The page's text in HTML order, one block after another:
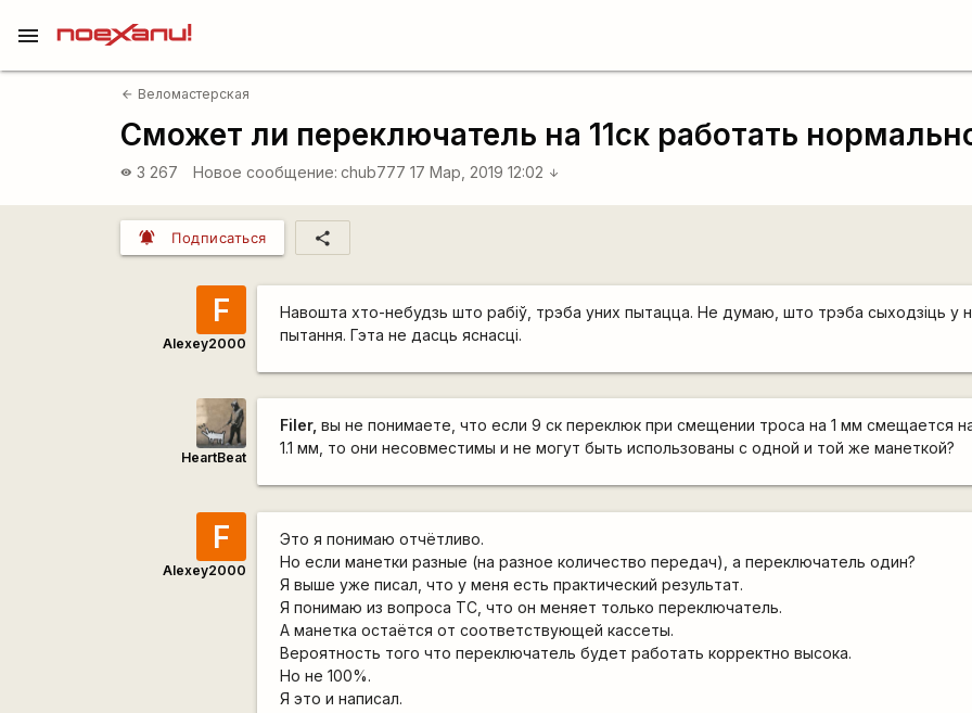
menu
arrow_back Веломастерская
Сможет ли переключатель на 11ск работать
visibility 3 267 Новое сообщение: chub777 17 Мар, 2019 12:02 arrow_downward
notifications_active Подписаться share
F
Alexey2000
Навошта хто-небудзь што рабіў, трэба уних пытацца. Не думаю, што трэба сыходзіць у
пытання. Гэта не дасць яснасці.
HeartBeat
Filer, вы не понимаете, что если 9 ск переклюк при смещении троса на 1 мм смещается на
1.1 мм, то они несовместимы и не могут быть использованы с одной и той же манеткой?
F
Alexey2000
Это я понимаю отчётливо.
Но если манетки разные (на разное количество передач), а переключатель один?
Я выше уже писал, что у меня есть практический результат.
Я понимаю из вопроса ТС, что он меняет только переключатель.
А манетка остаётся от соответствующей кассеты.
Вероятность того что переключатель будет работать корректно высока.
Но не 100%.
Я это и написал.